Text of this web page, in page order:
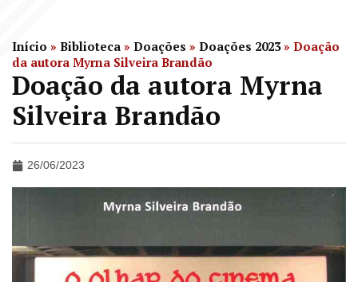
Início » Biblioteca » Doações » Doações 2023» Doação
da autora Myrna Silveira Brandão
Doação da autora Myrna
Silveira Brandão
26/06/2023